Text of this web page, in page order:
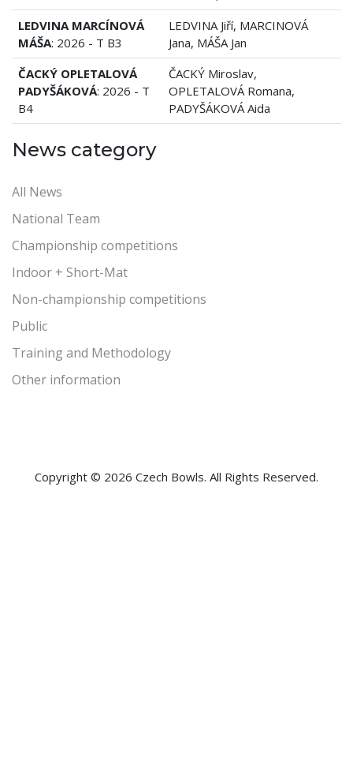
LEDVINA MARCÍNOVÁ
MÁŠA: 2026 - T B3
LEDVINA Jiří, MARCINOVÁ
Jana, MÁŠA Jan
ČACKÝ OPLETALOVÁ
PADYŠÁKOVÁ: 2026 - T
B4
ČACKÝ Miroslav,
OPLETALOVÁ Romana,
PADYŠÁKOVÁ Aida
News category
All News
National Team
Championship competitions
Indoor + Short-Mat
Non-championship competitions
Public
Training and Methodology
Other information
Copyright © 2026 Czech Bowls. All Rights Reserved.